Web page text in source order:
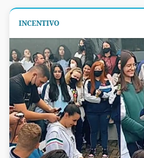
INCENTIVO